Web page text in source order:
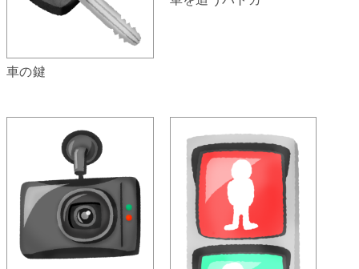
車の鍵